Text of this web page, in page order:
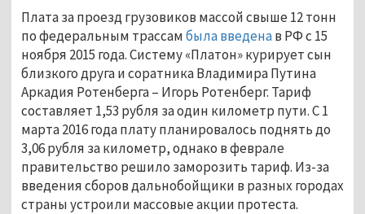
Плата за проезд грузовиков массой свыше 12 тонн
по федеральным трассамбыла введенав РФ с 15
ноября 2015 года. Систему «Платон» курирует сын
близкого друга и соратника Владимира Путина
Аркадия Ротенберга – Игорь Ротенберг. Тариф
составляет 1,53 рубля за один километр пути. С 1
марта 2016 года плату планировалось поднять до
3,06 рубля за километр, однако в феврале
правительство решило заморозить тариф. Из-за
введения сборов дальнобойщики в разных городах
страны устроили массовые акции протеста.